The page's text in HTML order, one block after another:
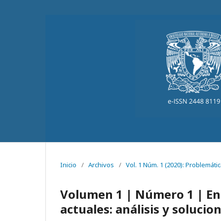
Inicio / Archivos / Vol. 1 Núm. 1 (2020):
Volumen 1 | Número 1 |
actuales: análisis y